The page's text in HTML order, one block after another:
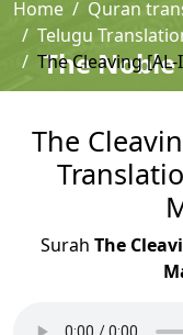
The
Home
Quran
Telugu
The Cleaving
The
Surah The